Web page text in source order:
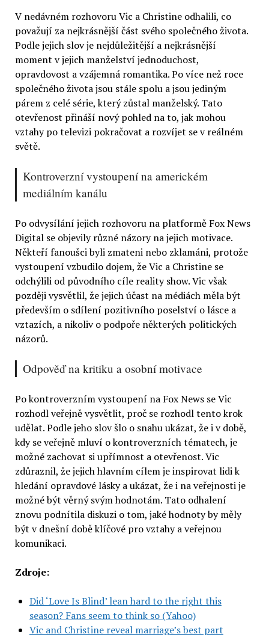
V nedávném rozhovoru Vic a Christine odhalili, co
považují za nejkrásnější část svého společného života.
Podle jejich slov je nejdůležitější a nejkrásnější
moment v jejich manželství jednoduchost,
opravdovost a vzájemná romantika. Po více než roce
společného života jsou stále spolu a jsou jediným
párem z celé série, který zůstal manželský. Tato
otevřenost přináší nový pohled na to, jak mohou
vztahy po televizi pokračovat a rozvíjet se v reálném
světě.
Kontroverzní vystoupení na americkém
mediálním kanálu
Po odvysílání jejich rozhovoru na platformě Fox News
Digital se objevily různé názory na jejich motivace.
Někteří fanoušci byli zmateni nebo zklamáni, protože
vystoupení vzbudilo dojem, že Vic a Christine se
odchýlili od původního cíle reality show. Vic však
později vysvětlil, že jejich účast na médiách měla být
především o sdílení pozitivního poselství o lásce a
vztazích, a nikoliv o podpoře některých politických
názorů.
Odpověď na kritiku a osobní motivace
Po kontroverzním vystoupení na Fox News se Vic
rozhodl veřejně vysvětlit, proč se rozhodl tento krok
udělat. Podle jeho slov šlo o snahu ukázat, že i v době,
kdy se veřejně mluví o kontroverzních tématech, je
možné zachovat si upřímnost a otevřenost. Vic
zdůraznil, že jejich hlavním cílem je inspirovat lidi k
hledání opravdové lásky a ukázat, že i na veřejnosti je
možné být věrný svým hodnotám. Tato odhalení
znovu podnítila diskuzi o tom, jaké hodnoty by měly
být v dnešní době klíčové pro vztahy a veřejnou
komunikaci.
Zdroje:
Did ‘Love Is Blind’ lean hard to the right this
season? Fans seem to think so (Yahoo)
Vic and Christine reveal marriage’s best part